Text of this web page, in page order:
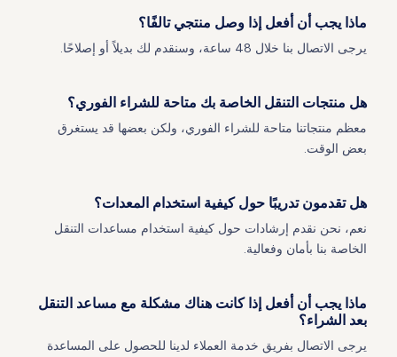
ماذا يجب أن أفعل إذا وصل منتجي تالفًا؟
يرجى الاتصال بنا خلال 48 ساعة، وسنقدم لك بديلاً أو إصلاحًا.
هل منتجات التنقل الخاصة بك متاحة للشراء الفوري؟
معظم منتجاتنا متاحة للشراء الفوري، ولكن بعضها قد يستغرق
بعض الوقت.
هل تقدمون تدريبًا حول كيفية استخدام المعدات؟
نعم، نحن نقدم إرشادات حول كيفية استخدام مساعدات التنقل
الخاصة بنا بأمان وفعالية.
ماذا يجب أن أفعل إذا كانت هناك مشكلة مع مساعد التنقل
بعد الشراء؟
يرجى الاتصال بفريق خدمة العملاء لدينا للحصول على المساعدة